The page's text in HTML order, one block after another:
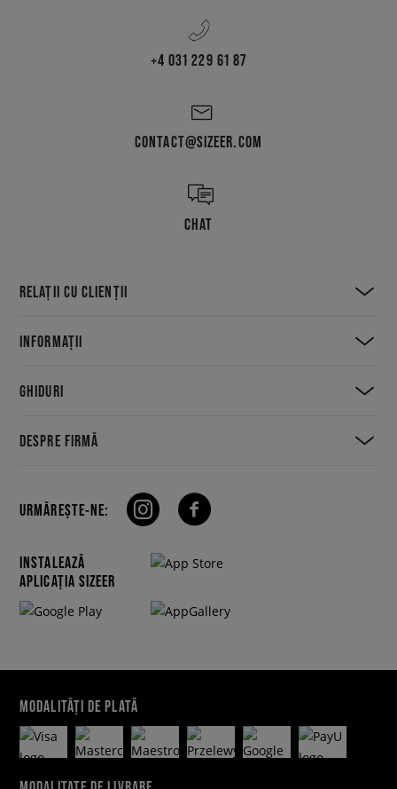
+4 031 229 61 87
CONTACT@SIZEER.COM
CHAT
RELAȚII CU CLIENȚII
INFORMAȚII
GHIDURI
DESPRE FIRMĂ
URMĂREȘTE-NE:
INSTALEAZĂ
APLICAȚIA SIZEER
MODALITĂȚI DE PLATĂ